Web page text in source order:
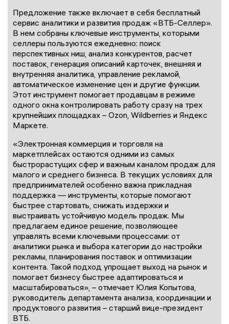
Предложение также включает в себя бесплатный
сервис аналитики и развития продаж «ВТБ-Селлер».
В нем собраны ключевые инструменты, которыми
селлеры пользуются ежедневно: поиск
перспективных ниш, анализ конкурентов, расчет
поставок, генерация описаний карточек, внешняя и
внутренняя аналитика, управление рекламой,
автоматическое изменение цен и другие функции.
Этот инструмент помогает продавцам в режиме
одного окна контролировать работу сразу на трех
крупнейших площадках – Ozon, Wildberries и Яндекс
Маркете.
«Электронная коммерция и торговля на
маркетплейсах остаются одними из самых
быстрорастущих сфер и важным каналом продаж для
малого и среднего бизнеса. В текущих условиях для
предпринимателей особенно важна прикладная
поддержка — инструменты, которые помогают
быстрее стартовать, снижать издержки и
выстраивать устойчивую модель продаж. Мы
предлагаем единое решение, позволяющее
управлять всеми ключевыми процессами: от
аналитики рынка и выбора категории до настройки
рекламы, планирования поставок и оптимизации
контента. Такой подход упрощает выход на рынок и
помогает бизнесу быстрее адаптироваться и
масштабироваться», – отмечает Юлия Копытова,
руководитель департамента анализа, координации и
продуктового развития – старший вице-президент
ВТБ.